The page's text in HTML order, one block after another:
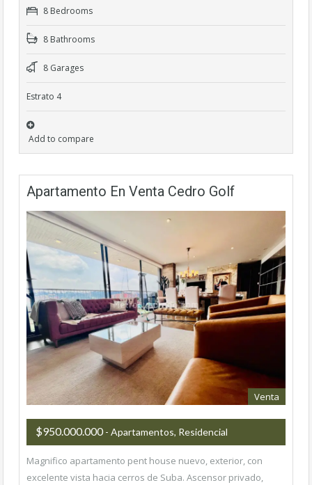
8 Bedrooms
8 Bathrooms
8 Garages
Estrato 4
Add to compare
Apartamento En Venta Cedro Golf
Venta
$950.000.000- Apartamentos, Residencial
Magnifico apartamento pent house nuevo, exterior, con
excelente vista hacia cerros de Suba. Ascensor privado,